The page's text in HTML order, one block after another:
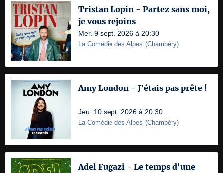
Tristan Lopin - Partez sans moi,
je vous rejoins
Mer. 9 sept. 2026 à 20:30
La Comédie des Alpes (Chambéry)
Amy London - J'étais pas prête !
Jeu. 10 sept. 2026 à 20:30
La Comédie des Alpes (Chambéry)
Adel Fugazi - Le temps d'une